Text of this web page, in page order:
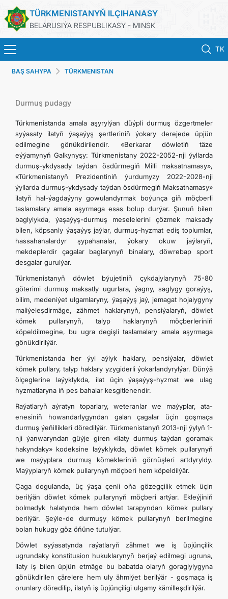
TÜRKMENISTANYŇ ILÇIHANASY
BELARUSIÝA RESPUBLIKASY - MINSK
TK
BAŞ SAHYPA
TÜRKMENISTAN
KONSULLYK HYZMATLARY
DIM
ARAGATNAŞYK
BAŞ SAHYPA TÜRKMENISTAN
Durmuş pudagy
Türkmenistanda amala aşyrylýan düýpli durmuş özgertmeler
syýasaty ilatyň ýaşaýyş şertleriniň ýokary derejede üpjün
edilmegine gönükdirilendir. «Berkarar döwletiň täze
eýýamynyň Galkynyşy: Türkmenistany 2022-2052-nji ýyllarda
durmuş-ykdysady taýdan ösdürmegiň Milli maksatnamasy»,
«Türkmenistanyň Prezidentiniň ýurdumyzy 2022-2028-nji
ýyllarda durmuş-ykdysady taýdan ösdürmegiň Maksatnamasy»
ilatyň hal-ýagdaýyny gowulandyrmak boýunça giň möçberli
taslamalary amala aşyrmaga esas bolup durýar. Şunuň bilen
baglylykda, ýaşaýyş-durmuş meselelerini çözmek maksady
bilen, köpsanly ýaşaýyş jaýlar, durmuş-hyzmat ediş toplumlar,
hassahanalardyr şypahanalar, ýokary okuw jaýlaryň,
mekdeplerdir çagalar baglarynyň binalary, döwrebap sport
desgalar gurulýar.
Türkmenistanyň döwlet býujetiniň çykdajylarynyň 75-80
göterimi durmuş maksatly ugurlara, ýagny, saglygy goraýyş,
bilim, medeniýet ulgamlaryny, ýaşaýyş jaý, jemagat hojalygyny
maliýeleşdirmäge, zähmet haklarynyň, pensiýalaryň, döwlet
kömek pullarynyň, talyp haklarynyň möçberleriniň
köpeldilmegine, bu ugra degişli taslamalary amala aşyrmaga
gönükdirilýär.
Türkmenistanda her ýyl aýlyk haklary, pensiýalar, döwlet
kömek pullary, talyp haklary yzygiderli ýokarlandyrylýar. Dünýä
ölçeglerine laýyklykda, ilat üçin ýaşaýyş-hyzmat we ulag
hyzmatlaryna iň pes bahalar kesgitlenendir.
Raýatlaryň aýratyn toparlary, weteranlar we maýyplar, ata-
enesiniň howandarlygyndan galan çagalar üçin goşmaça
durmuş ýe­ňillikleri döredilýär. Türkmenistanyň 2013-nji ýylyň 1-
nji ýanwaryndan güýje giren «Ilaty durmuş taýdan goramak
hakyndaky» kodeksine laýyklykda, döwlet kömek pullarynyň
we maýyplara durmuş kömekleriniň görnüşleri artdyryldy.
Maýyplaryň kömek pullarynyň möçberi hem köpeldilýär.
Çaga dogulanda, üç ýaşa çenli oňa gözegçilik etmek üçin
berilýän döwlet kömek pullarynyň möçberi artýar. Ekleýjiniň
bolmadyk halatynda hem döwlet tarapyndan kömek pullary
berilýär. Şeýle-de durmuşy kömek pullarynyň berilmegine
bolan hukugy göz öňüne tutulýar.
Döwlet syýasatynda raýatlaryň zähmet we iş üpjünçilik
ugrundaky konstitusion hukuklarynyň berjaý edilmegi ugruna,
ilaty iş bilen üpjün etmäge bu babatda olaryň goraglylygyna
gönükdirilen çärelere hem uly ähmiýet berilýär - goşmaça iş
orunlary döredilip, ilatyň iş üpjünçiligi ulgamy kämilleşdirilýär.